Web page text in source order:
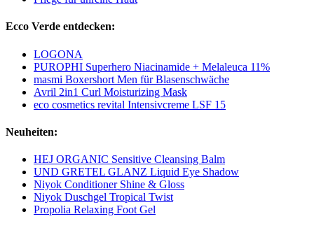
Ecco Verde entdecken:
LOGONA
PUROPHI Superhero Niacinamide + Melaleuca 11%
masmi Boxershort Men für Blasenschwäche
Avril 2in1 Curl Moisturizing Mask
eco cosmetics revital Intensivcreme LSF 15
Neuheiten:
HEJ ORGANIC Sensitive Cleansing Balm
UND GRETEL GLANZ Liquid Eye Shadow
Niyok Conditioner Shine & Gloss
Niyok Duschgel Tropical Twist
Propolia Relaxing Foot Gel